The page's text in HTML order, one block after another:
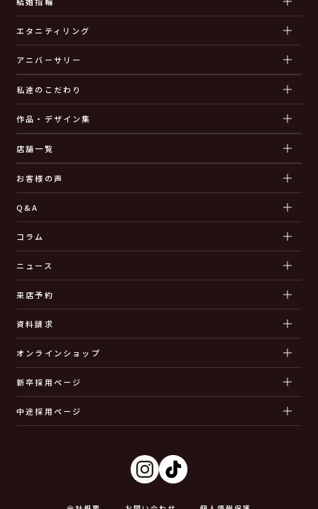
エタニティリング
アニバーサリー
私達のこだわり
作品・デザイン集
店舗一覧
お客様の声
Q&A
コラム
ニュース
来店予約
資料請求
オンラインショップ
新卒採用ページ
中途採用ページ